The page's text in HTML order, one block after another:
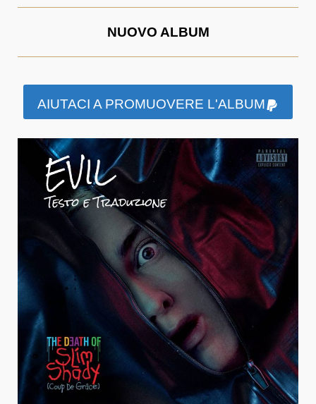
NUOVO ALBUM
AIUTACI A PROMUOVERE L'ALBUM